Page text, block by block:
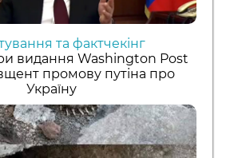
та фактчекінг
видання Washington Post
промову путіна про
Україну